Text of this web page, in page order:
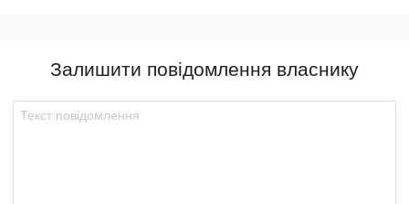
Залишити повідомлення власнику